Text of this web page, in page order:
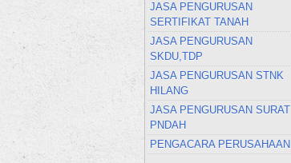
JASA PENGURUSAN
SERTIFIKAT TANAH
JASA PENGURUSAN
SKDU,TDP
JASA PENGURUSAN STNK
HILANG
JASA PENGURUSAN SURAT
PNDAH
PENGACARA PERUSAHAAN